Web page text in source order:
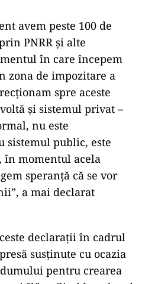
avem peste 100 de
PNRR și alte
în care începem
zona de impozitare a
spre aceste
și sistemul privat –
nu este
sistemul public, este
în momentul acela
speranță că se vor
a mai declarat
declarații în cadrul
susținute cu ocazia
pentru crearea